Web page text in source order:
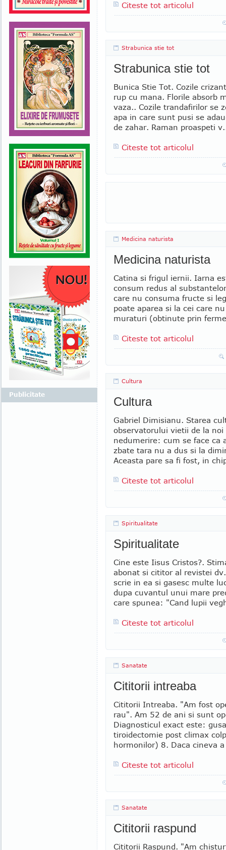
Citeste tot articolul
Strabunica stie tot
Strabunica stie tot
Bunica Stie Tot. Cozile
rup cu mana. Florile absorb
vaza.. Cozile trandafirilor se
apa in care sunt pusi se
de zahar. Raman proaspeti
Citeste tot articolul
Medicina naturista
Medicina naturista
Catina si frigul iernii. Iarna
consum redus al
care nu consuma fructe si
poate aparea si la cei care
muraturi (obtinute prin
Citeste tot articolul
Cultura
Cultura
Gabriel Dimisianu. Starea
observatorului vietii de la
nedumerire: cum se face ca
zbate tara nu a dus si la
Aceasta pare sa fi fost, in
Citeste tot articolul
Spiritualitate
Spiritualitate
Cine este Iisus Cristos?.
abonat si cititor al revistei
scrie in ea si gasesc multe
dupa cuvantul unui mare
care spunea: "Cand lupii
Citeste tot articolul
Sanatate
Cititorii intreaba
Cititorii Intreaba. "Am fost
rau". Am 52 de ani si sunt
Diagnosticul exact este:
tiroidectomie post climax
hormonilor) 8. Daca cineva
Citeste tot articolul
Sanatate
Cititorii raspund
Cititorii Raspund. "Am
Publicitate